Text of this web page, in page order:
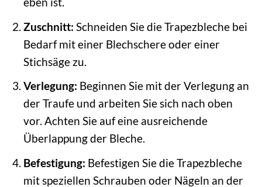
Zuschnitt: Schneiden Sie die Trapezbleche bei
Bedarf mit einer Blechschere oder einer
Stichsäge zu.
Verlegung: Beginnen Sie mit der Verlegung an
der Traufe und arbeiten Sie sich nach oben
vor. Achten Sie auf eine ausreichende
Überlappung der Bleche.
Befestigung: Befestigen Sie die Trapezbleche
mit speziellen Schrauben oder Nägeln an der